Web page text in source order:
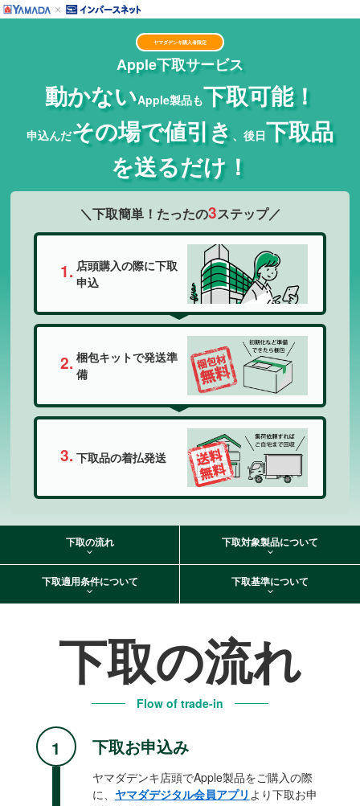
ヤマダデンキ購入者限定
Apple下取サービス
動かないApple製品も下取可能！
申込んだその場で値引き 、後日下取品
を送るだけ！
＼下取簡単！たったの3ステップ／
店頭購入の際に下取
申込
梱包キットで発送準
備
下取品の着払発送
下取の流れ 下取対象製品について
下取適用条件について 下取基準について
下取の流れ
Flow of trade-in
下取お申込み
ヤマダデンキ店頭でApple製品をご購入の際
に、 ヤマダデジタル会員アプリ より下取お申